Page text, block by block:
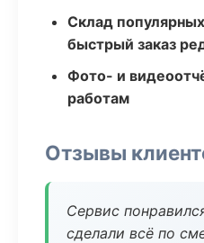
Склад
быстрый заказ
Фото- и
работам
Отзывы
Сервис
сделали всё по